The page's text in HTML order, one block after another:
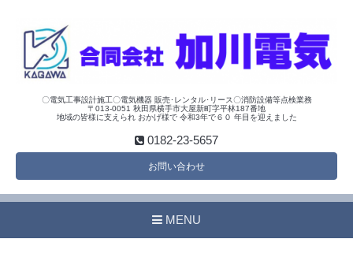
〇電気工事設計施工〇電気機器 販売･レンタル･リース〇消防設備等点検業務
〒013-0051 秋田県横手市大屋新町字平林187番地
地域の皆様に支えられ おかげ様で 令和3年で６０ 年目を迎えました
0182-23-5657
お問い合わせ
MENU